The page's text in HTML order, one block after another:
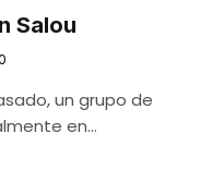
Salou
un grupo de
en…